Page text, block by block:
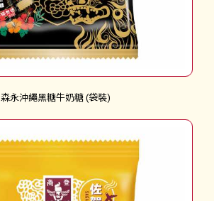
森永沖繩黑糖牛奶糖 (袋裝)